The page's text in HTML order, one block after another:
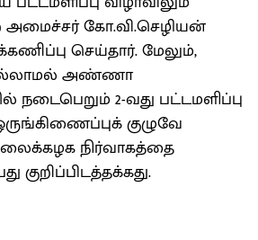
அமைச்சர் கோ.வி.செழியன்
செய்தார். மேலும்,
அண்ணா
2-வது பட்டமளிப்பு
குழுவே
நிர்வாகத்தை
குறிப்பிடத்தக்கது.